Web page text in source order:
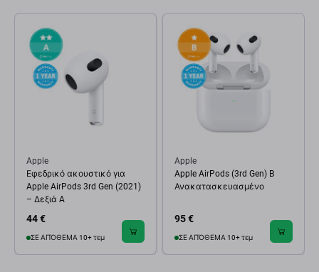
Apple
Εφεδρικό ακουστικό για
Apple AirPods 3rd Gen (2021)
– Δεξιά A
44 €
ΣΕ ΑΠΌΘΕΜΑ 10+ τεμ
Apple
Apple AirPods (3rd Gen) B
Ανακατασκευασμένο
95 €
ΣΕ ΑΠΌΘΕΜΑ 10+ τεμ